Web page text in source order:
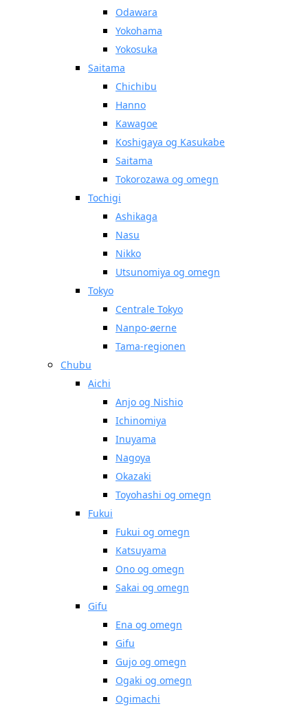
Odawara
Yokohama
Yokosuka
Saitama
Chichibu
Hanno
Kawagoe
Koshigaya og Kasukabe
Saitama
Tokorozawa og omegn
Tochigi
Ashikaga
Nasu
Nikko
Utsunomiya og omegn
Tokyo
Centrale Tokyo
Nanpo-øerne
Tama-regionen
Chubu
Aichi
Anjo og Nishio
Ichinomiya
Inuyama
Nagoya
Okazaki
Toyohashi og omegn
Fukui
Fukui og omegn
Katsuyama
Ono og omegn
Sakai og omegn
Gifu
Ena og omegn
Gifu
Gujo og omegn
Ogaki og omegn
Ogimachi